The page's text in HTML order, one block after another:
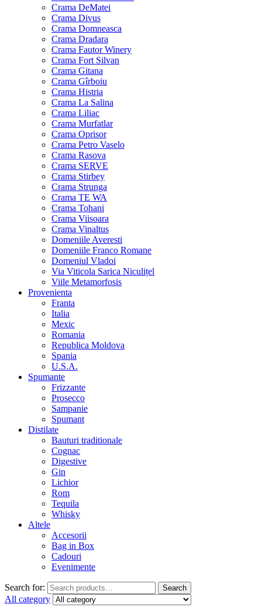
Crama DeMatei
Crama Divus
Crama Domneasca
Crama Dradara
Crama Fautor Winery
Crama Fort Silvan
Crama Gitana
Crama Gîrboiu
Crama Histria
Crama La Salina
Crama Liliac
Crama Murfatlar
Crama Oprisor
Crama Petro Vaselo
Crama Rasova
Crama SERVE
Crama Stirbey
Crama Strunga
Crama TE WA
Crama Tohani
Crama Viisoara
Crama Vinaltus
Domeniile Averesti
Domeniile Franco Romane
Domeniul Vladoi
Via Viticola Sarica Niculițel
Viile Metamorfosis
Provenienta
Franta
Italia
Mexic
Romania
Republica Moldova
Spania
U.S.A.
Spumante
Frizzante
Prosecco
Sampanie
Spumant
Distilate
Bauturi traditionale
Cognac
Digestive
Gin
Lichior
Rom
Tequila
Whisky
Altele
Accesorii
Bag in Box
Cadouri
Evenimente
Search for: Search
All category